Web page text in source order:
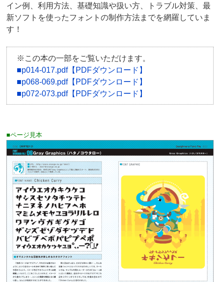
イン例、利用方法、基礎知識や扱い方、トラブル対策、最
新ソフトを使ったフォントの制作方法までを網羅していま
す！
※この本の一部をご覧いただけます。
■p014-017.pdf【PDFダウンロード】
■p068-069.pdf【PDFダウンロード】
■p072-073.pdf【PDFダウンロード】
■ページ見本